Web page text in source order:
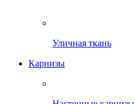
Уличная ткань
Карнизы